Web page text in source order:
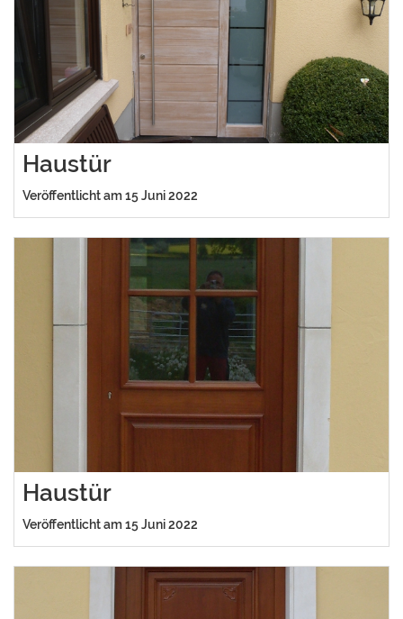
Haustür
Veröffentlicht am 15 Juni 2022
Haustür
Veröffentlicht am 15 Juni 2022